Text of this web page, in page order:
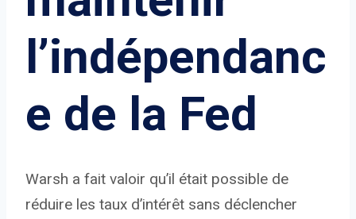
l’indépendanc
e de la Fed
Warsh a fait valoir qu’il était possible de
réduire les taux d’intérêt sans déclencher